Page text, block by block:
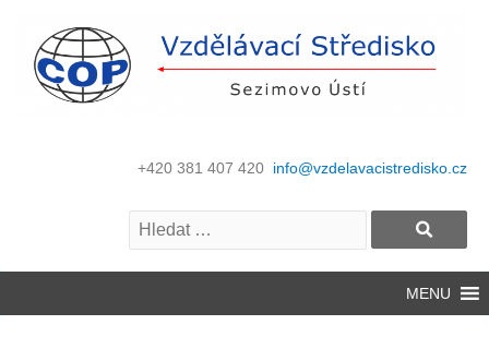
+420 381 407 420 info@vzdelavacistredisko.cz
MENU